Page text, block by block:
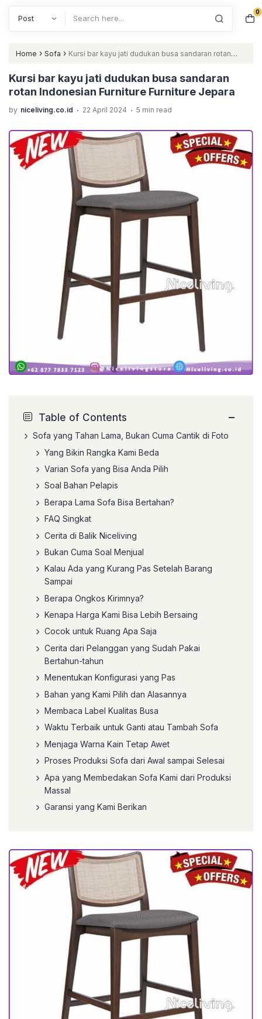
0
Home › Sofa › Kursi bar kayu jati dudukan busa sandaran rotan
Indonesian Furniture Furniture Jepara
Kursi bar kayu jati dudukan busa sandaran
rotan Indonesian Furniture Furniture Jepara
by niceliving.co.id . 22 April 2024 . 5 min read
Table of Contents −
Sofa yang Tahan Lama, Bukan Cuma Cantik di Foto
Yang Bikin Rangka Kami Beda
Varian Sofa yang Bisa Anda Pilih
Soal Bahan Pelapis
Berapa Lama Sofa Bisa Bertahan?
FAQ Singkat
Cerita di Balik Niceliving
Bukan Cuma Soal Menjual
Kalau Ada yang Kurang Pas Setelah Barang
Sampai
Berapa Ongkos Kirimnya?
Kenapa Harga Kami Bisa Lebih Bersaing
Cocok untuk Ruang Apa Saja
Cerita dari Pelanggan yang Sudah Pakai
Bertahun-tahun
Menentukan Konfigurasi yang Pas
Bahan yang Kami Pilih dan Alasannya
Membaca Label Kualitas Busa
Waktu Terbaik untuk Ganti atau Tambah Sofa
Menjaga Warna Kain Tetap Awet
Proses Produksi Sofa dari Awal sampai Selesai
Apa yang Membedakan Sofa Kami dari Produksi
Massal
Garansi yang Kami Berikan